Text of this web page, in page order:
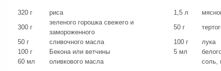
320 г риса 1,5 л
300 г
зеленого горошка свежего и
замороженного
50 г
50 г
сливочного масла 100 г
лука
100 г
Бекона или ветчины 5 мл
60 мл
оливкового масла соль,